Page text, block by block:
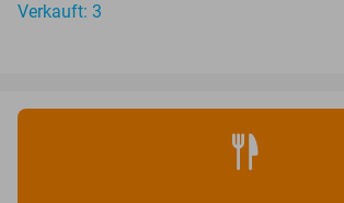
Verkauft: 3